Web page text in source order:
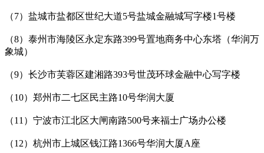
（7）盐城市盐都区世纪大道5号盐城金融城写字楼1号楼
（8）泰州市海陵区永定东路399号置地商务中心东塔（华润万
象城）
（9）长沙市芙蓉区建湘路393号世茂环球金融中心写字楼
（10）郑州市二七区民主路10号华润大厦
（11）宁波市江北区大闸南路500号来福士广场办公楼
（12）杭州市上城区钱江路1366号华润大厦A座